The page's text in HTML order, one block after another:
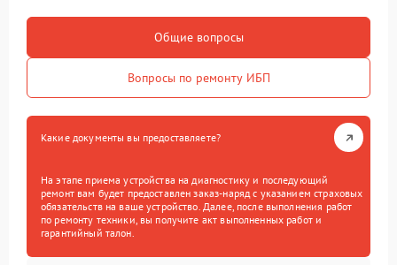
Общие вопросы
Вопросы по ремонту ИБП
Какие документы вы предоставляете?
На этапе приема устройства на диагностику и последующий
ремонт вам будет предоставлен заказ-наряд с указанием страховых
обязательств на ваше устройство. Далее, после выполнения работ
по ремонту техники, вы получите акт выполненных работ и
гарантийный талон.